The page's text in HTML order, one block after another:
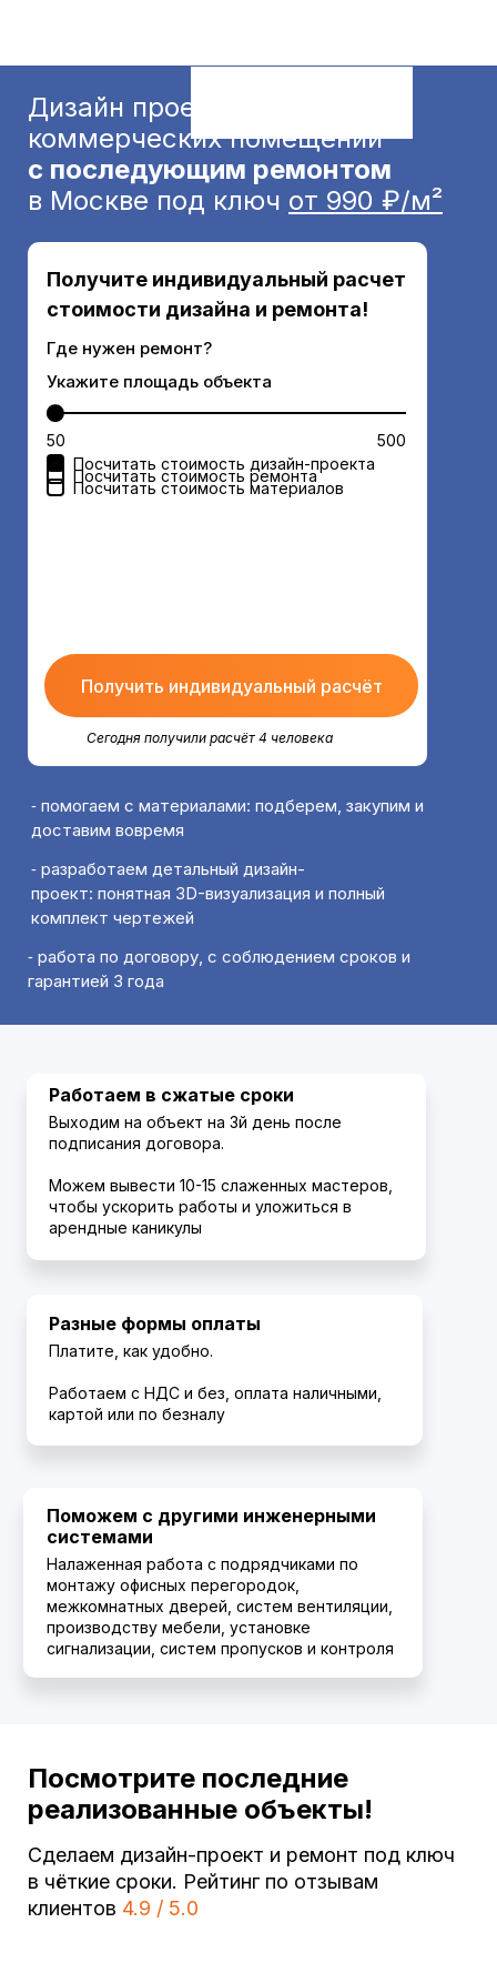
⁃ работа по договору, с соблюдением сроков и
гарантией 3 года
⁃ разработаем детальный дизайн-
проект: понятная 3D-визуализация и полный
комплект чертежей
⁃ помогаем с материалами: подберем, закупим и
доставим вовремя
Получите индивидуальный расчет
стоимости дизайна и ремонта!
Получить индивидуальный расчёт
Где нужен ремонт?
Укажите площадь объекта
50
500
Посчитать стоимость дизайн-проекта
Посчитать стоимость ремонта
Посчитать стоимость материалов
Сегодня получили расчёт 4 человека
Дизайн проект офисных и
коммерческих помещений
с последующим ремонтом
в Москве под ключ от 990 ₽/м²
Поможем с другими инженерными
системами
Налаженная работа с подрядчиками по
монтажу офисных перегородок,
межкомнатных дверей, систем вентиляции,
производству мебели, установке
сигнализации, систем пропусков и контроля
Разные формы оплаты
Платите, как удобно.
Работаем с НДС и без, оплата наличными,
картой или по безналу
Работаем в сжатые сроки
Выходим на объект на 3й день после
подписания договора.
Можем вывести 10-15 слаженных мастеров,
чтобы ускорить работы и уложиться в
арендные каникулы
Посмотрите последние
реализованные объекты!
Сделаем дизайн-проект и ремонт под ключ
в чёткие сроки. Рейтинг по отзывам
клиентов 4.9 / 5.0